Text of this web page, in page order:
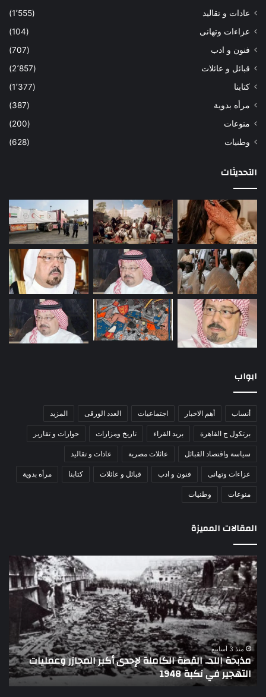
عادات و تقاليد
(1٬555)
عزاءات وتهانى
(104)
فنون و ادب
(707)
قبائل و عائلات
(2٬857)
كتابنا
(1٬377)
مرأه بدوية
(387)
منوعات
(200)
وطنيات
(628)
التحديثات
ابواب
أنساب أهم الاخبار اجتماعيات العدد الورقى المزيد
برتكول ج القاهرة بريد القراء تاريخ ومزارات حوارات و تقارير
سياسة واقتصاد القبائل عائلات مصرية عادات و تقاليد
عزاءات وتهانى فنون و ادب قبائل و عائلات كتابنا مرأه بدوية
منوعات وطنيات
المقالات المميزة
اللواء
دكتور
راضي
عبدالمعطي
يكتب:
30
يونيو
–
3
يوليو..
منذ 3 أسابيع
اللواء دكتور راضي عبدالمعطي يكتب: 30 يونيو – 3 يوليو..
تاريخ لا يمحى من الذاكرة الوطنية المصرية